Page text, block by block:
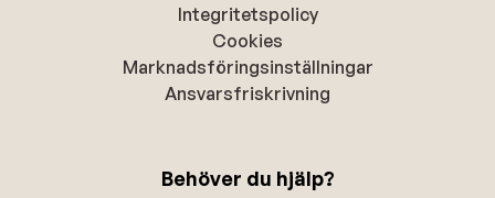
Integritetspolicy
Cookies
Marknadsföringsinställningar
Ansvarsfriskrivning
Behöver du hjälp?